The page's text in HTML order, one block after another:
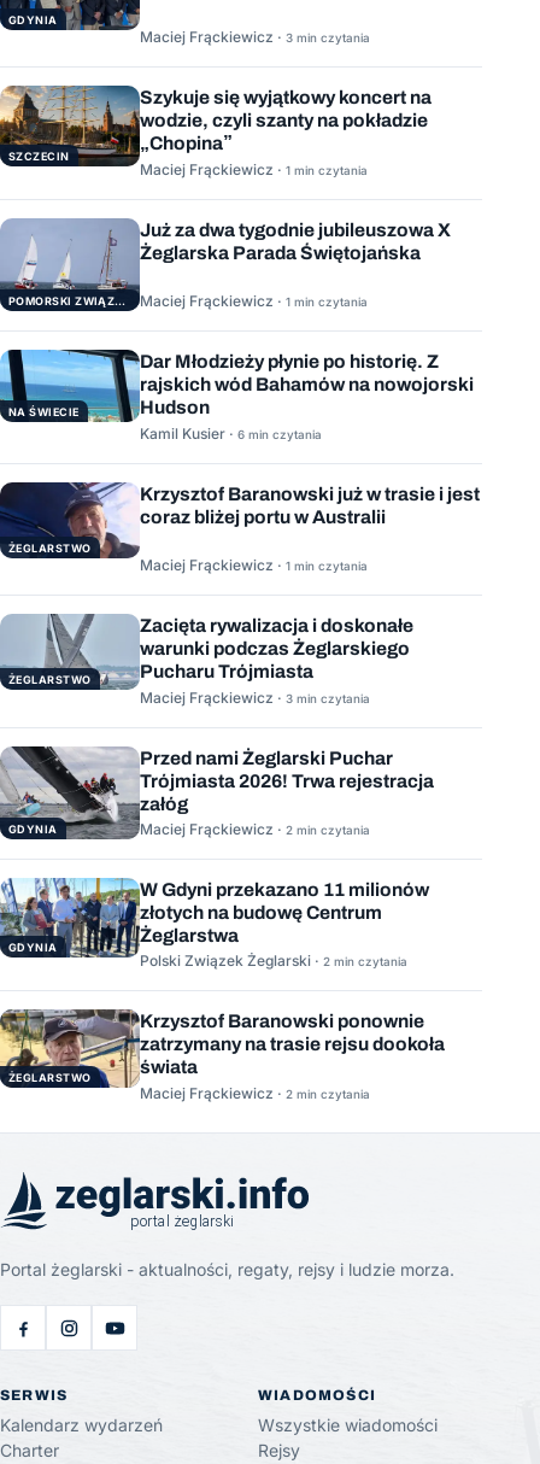
GDYNIA
Maciej Frąckiewicz · 3 min czytania
SZCZECIN
Szykuje się wyjątkowy koncert na
wodzie, czyli szanty na pokładzie
„Chopina”
Maciej Frąckiewicz · 1 min czytania
POMORSKI ZWIĄZEK ŻEGLARSKI
Już za dwa tygodnie jubileuszowa X
Żeglarska Parada Świętojańska
Maciej Frąckiewicz · 1 min czytania
NA ŚWIECIE
Dar Młodzieży płynie po historię. Z
rajskich wód Bahamów na nowojorski
Hudson
Kamil Kusier · 6 min czytania
ŻEGLARSTWO
Krzysztof Baranowski już w trasie i jest
coraz bliżej portu w Australii
Maciej Frąckiewicz · 1 min czytania
ŻEGLARSTWO
Zacięta rywalizacja i doskonałe
warunki podczas Żeglarskiego
Pucharu Trójmiasta
Maciej Frąckiewicz · 3 min czytania
GDYNIA
Przed nami Żeglarski Puchar
Trójmiasta 2026! Trwa rejestracja
załóg
Maciej Frąckiewicz · 2 min czytania
GDYNIA
W Gdyni przekazano 11 milionów
złotych na budowę Centrum
Żeglarstwa
Polski Związek Żeglarski · 2 min czytania
ŻEGLARSTWO
Krzysztof Baranowski ponownie
zatrzymany na trasie rejsu dookoła
świata
Maciej Frąckiewicz · 2 min czytania
Portal żeglarski - aktualności, regaty, rejsy i ludzie morza.
SERWIS
Kalendarz wydarzeń
Charter
WIADOMOŚCI
Wszystkie wiadomości
Rejsy